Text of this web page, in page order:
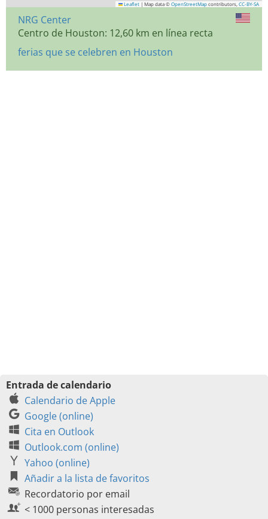
Leaflet | Map data © OpenStreetMap contributors, CC-BY-SA
NRG Center
Centro de Houston: 12,60 km en línea recta
ferias que se celebren en Houston
Entrada de calendario
Calendario de Apple
Google (online)
Cita en Outlook
Outlook.com (online)
Yahoo (online)
Añadir a la lista de favoritos
Recordatorio por email
< 1000 personas interesadas